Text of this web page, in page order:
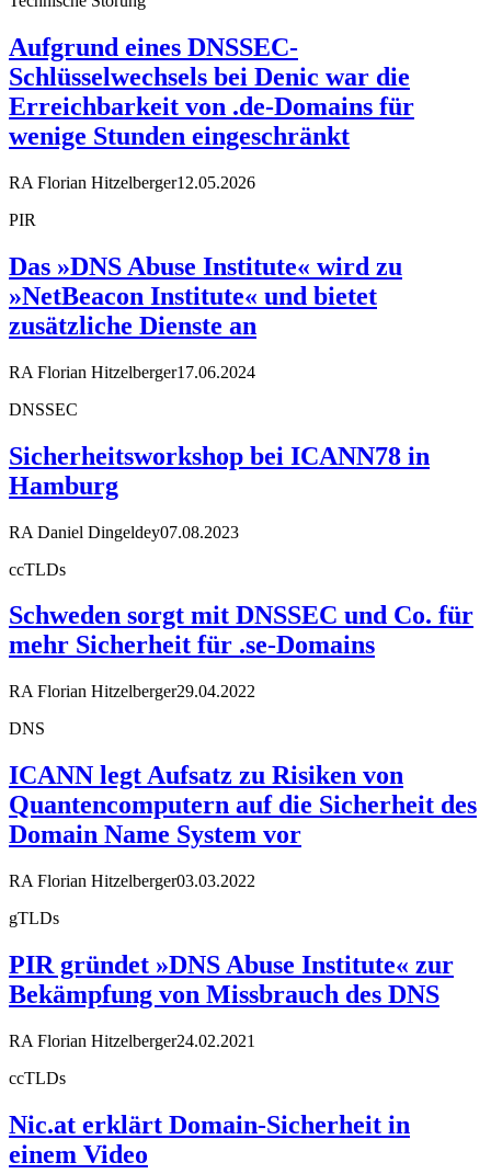
Aufgrund eines DNSSEC-
Schlüsselwechsels bei Denic war die
Erreichbarkeit von .de-Domains für
wenige Stunden eingeschränkt
RA Florian Hitzelberger12.05.2026
PIR
Das »DNS Abuse Institute« wird zu
»NetBeacon Institute« und bietet
zusätzliche Dienste an
RA Florian Hitzelberger17.06.2024
DNSSEC
Sicherheitsworkshop bei ICANN78 in
Hamburg
RA Daniel Dingeldey07.08.2023
ccTLDs
Schweden sorgt mit DNSSEC und Co. für
mehr Sicherheit für .se-Domains
RA Florian Hitzelberger29.04.2022
DNS
ICANN legt Aufsatz zu Risiken von
Quantencomputern auf die Sicherheit des
Domain Name System vor
RA Florian Hitzelberger03.03.2022
gTLDs
PIR gründet »DNS Abuse Institute« zur
Bekämpfung von Missbrauch des DNS
RA Florian Hitzelberger24.02.2021
ccTLDs
Nic.at erklärt Domain-Sicherheit in
einem Video